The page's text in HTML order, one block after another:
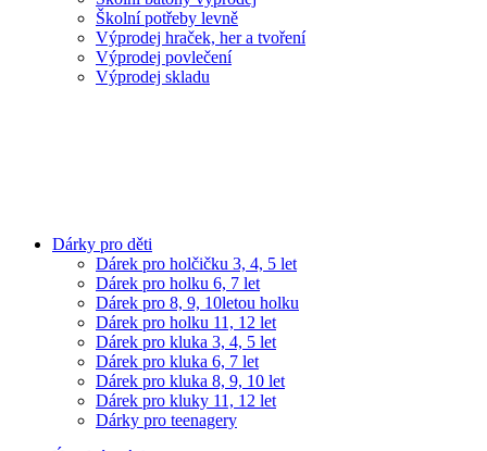
Školní potřeby levně
Výprodej hraček, her a tvoření
Výprodej povlečení
Výprodej skladu
Dárky pro děti
Dárek pro holčičku 3, 4, 5 let
Dárek pro holku 6, 7 let
Dárek pro 8, 9, 10letou holku
Dárek pro holku 11, 12 let
Dárek pro kluka 3, 4, 5 let
Dárek pro kluka 6, 7 let
Dárek pro kluka 8, 9, 10 let
Dárek pro kluky 11, 12 let
Dárky pro teenagery